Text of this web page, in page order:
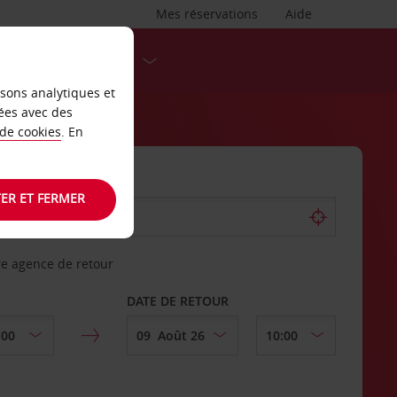
Aide
Mes réservations
agence de retour
DATE DE RETOUR
analytiques et
avec des
cookies. En
ET FERMER